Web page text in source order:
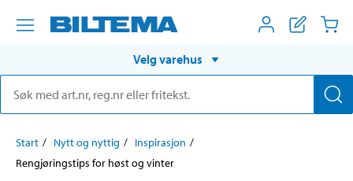
Velg varehus
Start Nytt og nyttig
Inspirasjon
Rengjøringstips for høst og vinter